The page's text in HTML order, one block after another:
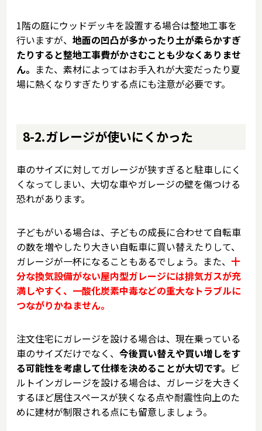
1階の庭にウッドデッキを設置する場合は整地工事を
行いますが、地面の凹凸が多かったり土が柔らかすぎ
たりすると整地工事費がかさむことも少なくありませ
ん。 また、素材によってはお手入れが大変だったり夏
場に熱くなりすぎたりする点にも注意が必要です。
8-2.ガレージが使いにくかった
車のサイズに対してガレージが狭すぎると駐車しにく
くなってしまい、大切な車やガレージの壁を傷つける
恐れがあります。
子どもがいる場合は、子どもの成長に合わせて自転車
の数を増やしたり大きい自転車に買い替えたりして、
ガレージが一杯になることもあるでしょう。また、十
分な換気設備がない屋内型ガレージには排気ガスが充
満しやすく、一酸化炭素中毒などの重大なトラブルに
つながりかねません。
注文住宅にガレージを設ける場合は、現在乗っている
車のサイズだけでなく、今後買い替えや買い増しをす
る可能性を考慮して仕様を決めることが大切です。 ビ
ルトインガレージを設ける場合は、ガレージを大きく
するほど居住スペースが狭くなる点や耐震性向上のた
めに建材が制限される点にも留意しましょう。